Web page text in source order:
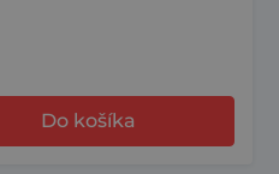
Do košíka